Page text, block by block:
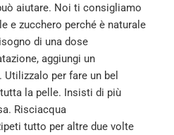
aiutare. Noi ti consigliamo
e zucchero perché è naturale
di una dose
aggiungi un
per fare un bel
la pelle. Insisti di più
Risciacqua
tutto per altre due volte